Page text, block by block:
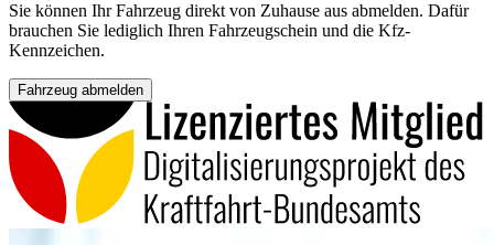
Sie können Ihr Fahrzeug direkt von Zuhause aus abmelden. Dafür
brauchen Sie lediglich Ihren Fahrzeugschein und die Kfz-
Kennzeichen.
Fahrzeug abmelden